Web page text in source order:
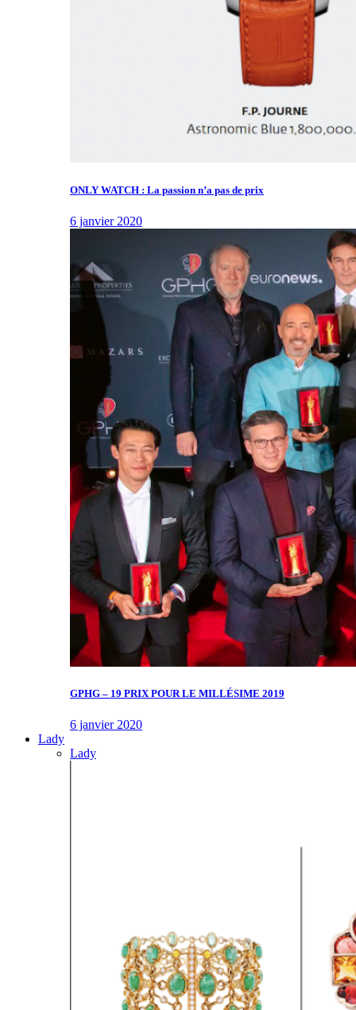
ONLY WATCH : La passion n’a pas de prix
6 janvier 2020
GPHG – 19 PRIX POUR LE MILLÉSIME 2019
6 janvier 2020
Lady
Lady